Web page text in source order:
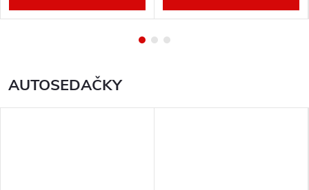
AUTOSEDAČKY